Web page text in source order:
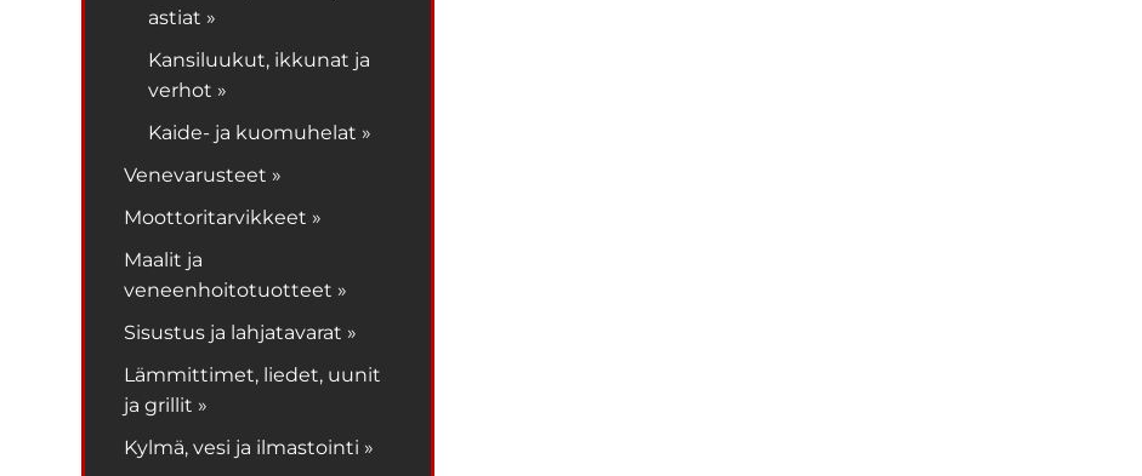
astiat »
Kansiluukut, ikkunat ja
verhot »
Kaide- ja kuomuhelat »
Venevarusteet »
Moottoritarvikkeet »
Maalit ja
veneenhoitotuotteet »
Sisustus ja lahjatavarat »
Lämmittimet, liedet, uunit
ja grillit »
Kylmä, vesi ja ilmastointi »